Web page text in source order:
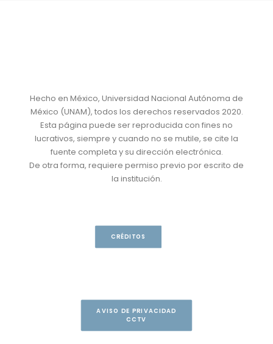
Hecho en México, Universidad Nacional Autónoma de
México (UNAM), todos los derechos reservados 2020.
Esta página puede ser reproducida con fines no
lucrativos, siempre y cuando no se mutile, se cite la
fuente completa y su dirección electrónica.
De otra forma, requiere permiso previo por escrito de
la institución.
CRÉDITOS
AVISO DE PRIVACIDAD
CCTV